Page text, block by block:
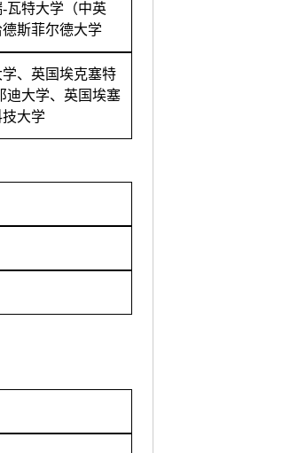
瓦特大学（中英
斯菲尔德大学
、英国埃克塞特
迪大学、英国埃塞
大学